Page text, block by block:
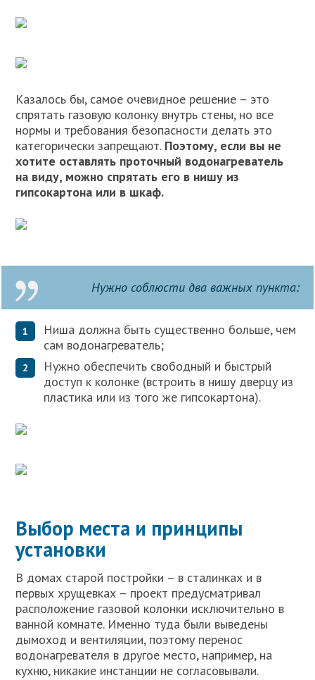
Казалось бы, самое очевидное решение – это
спрятать газовую колонку внутрь стены, но все
нормы и требования безопасности делать это
категорически запрещают. Поэтому, если вы не
хотите оставлять проточный водонагреватель
на виду, можно спрятать его в нишу из
гипсокартона или в шкаф.
Нужно соблюсти два важных пункта:
Ниша должна быть существенно больше, чем
сам водонагреватель;
Нужно обеспечить свободный и быстрый
доступ к колонке (встроить в нишу дверцу из
пластика или из того же гипсокартона).
Выбор места и принципы
установки
В домах старой постройки – в сталинках и в
первых хрущевках – проект предусматривал
расположение газовой колонки исключительно в
ванной комнате. Именно туда были выведены
дымоход и вентиляции, поэтому перенос
водонагревателя в другое место, например, на
кухню, никакие инстанции не согласовывали.